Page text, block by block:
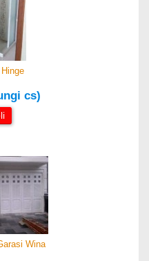
cs)
Wina